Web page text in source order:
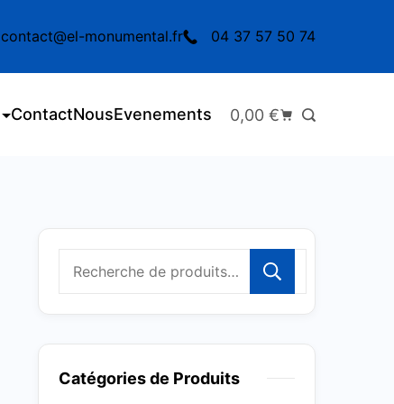
contact@el-monumental.fr 04 37 57 50 74
ContactNousEvenements 0,00 €
Catégories de Produits